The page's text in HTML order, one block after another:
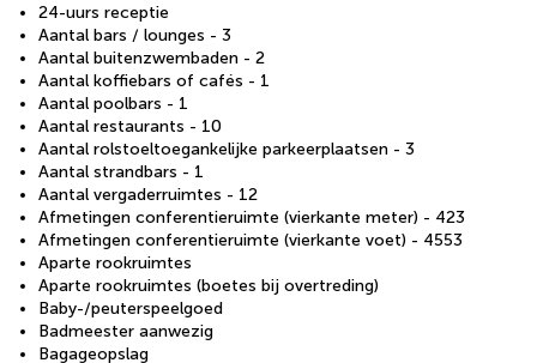
24-uurs receptie
Aantal bars / lounges - 3
Aantal buitenzwembaden - 2
Aantal koffiebars of cafés - 1
Aantal poolbars - 1
Aantal restaurants - 10
Aantal rolstoeltoegankelijke parkeerplaatsen - 3
Aantal strandbars - 1
Aantal vergaderruimtes - 12
Afmetingen conferentieruimte (vierkante meter) - 423
Afmetingen conferentieruimte (vierkante voet) - 4553
Aparte rookruimtes
Aparte rookruimtes (boetes bij overtreding)
Baby-/peuterspeelgoed
Badmeester aanwezig
Bagageopslag